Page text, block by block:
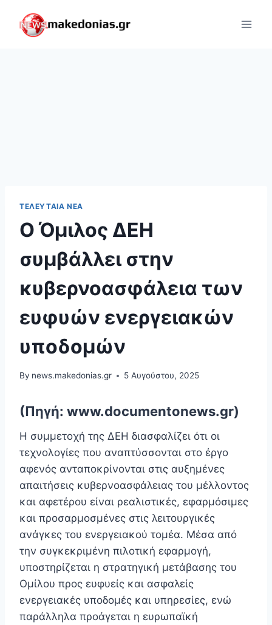
content
ΤΕΛΕΥΤΑΊΑ ΝΈΑ
Ο Όμιλος ΔΕΗ
συμβάλλει στην
κυβερνοασφάλεια των
ευφυών ενεργειακών
υποδομών
By news.makedonias.gr 5 Αυγούστου, 2025
(Πηγή: www.documentonews.gr)
Η συμμετοχή της ΔΕΗ διασφαλίζει ότι οι
τεχνολογίες που αναπτύσσονται στο έργο
αφενός ανταποκρίνονται στις αυξημένες
απαιτήσεις κυβερνοασφάλειας του μέλλοντος
και αφετέρου είναι ρεαλιστικές, εφαρμόσιμες
και προσαρμοσμένες στις λειτουργικές
ανάγκες του ενεργειακού τομέα. Μέσα από
την συγκεκριμένη πιλοτική εφαρμογή,
υποστηρίζεται η στρατηγική μετάβασης του
Ομίλου προς ευφυείς και ασφαλείς
ενεργειακές υποδομές και υπηρεσίες, ενώ
παράλληλα προάγεται η ευρωπαϊκή